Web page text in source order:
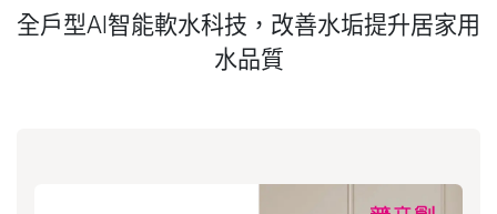
全戶型AI智能軟水科技，改善水垢提升居家用
水品質